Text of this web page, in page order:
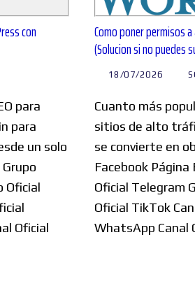
con
para
para
un solo
Oficial
Oficial
Como poner permisos
(Solucion si no puedes
18/07/2026
Cuanto más
sitios de alto
se convierte en
Facebook Página
Oficial Telegram
Oficial TikTok
WhatsApp Canal